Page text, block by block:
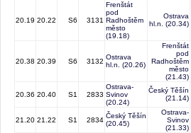
20.19 20.22 S6 3131
Frenštát
pod
Radhoštěm
město
(19.18)
Ostrava
hl.n. (20.34)
20.38 20.39 S6 3132
Ostrava
hl.n. (20.26)
Frenštát
pod
Radhoštěm
město
(21.43)
20.36 20.40 S1 2833
Ostrava-
Svinov
(20.24)
Český Těšín
(21.14)
21.20 21.22 S1 2834
Český Těšín
(20.45)
Ostrava-
Svinov
(21.33)